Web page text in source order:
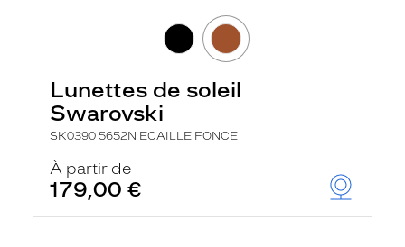
Lunettes de soleil
Swarovski
SK0390 5652N ECAILLE FONCE
À partir de
179,00 €